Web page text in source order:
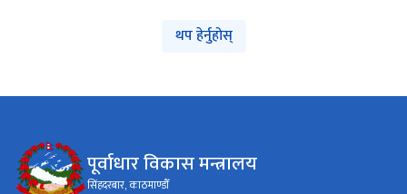
थप हेर्नुहोस्
पूर्वाधार विकास मन्त्रालय
सिंहदरबार, काठमाण्डौँ